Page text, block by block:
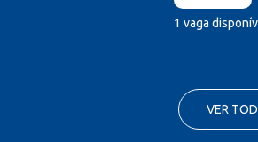
1 vaga
VER